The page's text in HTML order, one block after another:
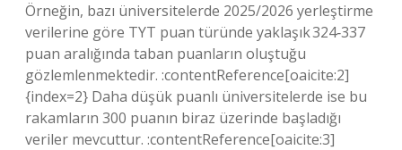
Örneğin, bazı üniversitelerde 2025/2026 yerleştirme
verilerine göre TYT puan türünde yaklaşık 324‑337
puan aralığında taban puanların oluştuğu
gözlemlenmektedir. :contentReference[oaicite:2]
{index=2} Daha düşük puanlı üniversitelerde ise bu
rakamların 300 puanın biraz üzerinde başladığı
veriler mevcuttur. :contentReference[oaicite:3]